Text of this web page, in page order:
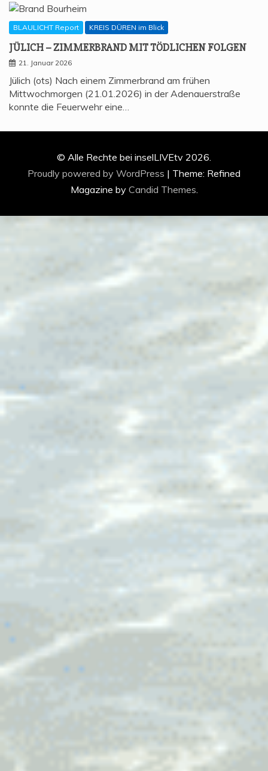
BLAULICHT Report KREIS DÜREN im Blick
JÜLICH – ZIM­MER­BRAND MIT TÖD­LI­CHEN FOLGEN
21. Januar 2026
Jülich (ots) Nach einem Zimmerbrand am frühen
Mittwochmorgen (21.01.2026) in der Adenauerstraße
konnte die Feuerwehr eine…
© Alle Rechte bei inselLIVEtv 2026.
Proudly powered by WordPress | Theme: Refined
Magazine by Candid Themes